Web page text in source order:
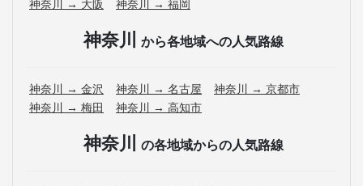
神奈川 → 大阪
神奈川 → 福岡
神奈川 から各地域への人気路線
神奈川 → 金沢 神奈川 → 名古屋
神奈川 → 京都市
神奈川 → 梅田
神奈川 → 高知市
神奈川 の各地域からの人気路線